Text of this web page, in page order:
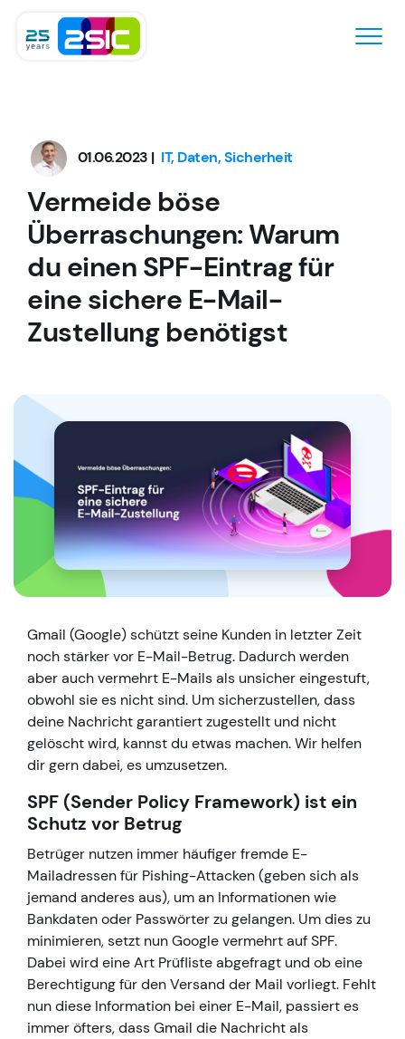
01.06.2023 | IT, Daten, Sicherheit
Vermeide böse
Überraschungen: Warum
du einen SPF-Eintrag für
eine sichere E-Mail-
Zustellung benötigst
Gmail (Google) schützt seine Kunden in letzter Zeit
noch stärker vor E-Mail-Betrug. Dadurch werden
aber auch vermehrt E-Mails als unsicher eingestuft,
obwohl sie es nicht sind. Um sicherzustellen, dass
deine Nachricht garantiert zugestellt und nicht
gelöscht wird, kannst du etwas machen. Wir helfen
dir gern dabei, es umzusetzen.
SPF (Sender Policy Framework) ist ein
Schutz vor Betrug
Betrüger nutzen immer häufiger fremde E-
Mailadressen für Pishing-Attacken (geben sich als
jemand anderes aus), um an Informationen wie
Bankdaten oder Passwörter zu gelangen. Um dies zu
minimieren, setzt nun Google vermehrt auf SPF.
Dabei wird eine Art Prüfliste abgefragt und ob eine
Berechtigung für den Versand der Mail vorliegt. Fehlt
nun diese Information bei einer E-Mail, passiert es
immer öfters, dass Gmail die Nachricht als